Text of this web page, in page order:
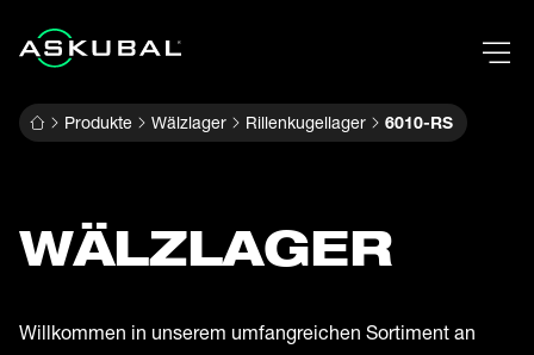
Produkte Wälzlager Rillenkugellager 6010-RS
WÄLZLAGER
Willkommen in unserem umfangreichen Sortiment an